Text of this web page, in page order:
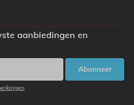
aanbiedingen en
Abonneer